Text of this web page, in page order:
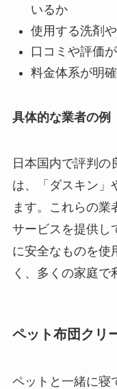
いるか
使用する洗剤
口コミや評価
料金体系が明
具体的な業者の例
日本国内で評判の
は、「ダスキン」
ます。これらの業
サービスを提供し
に安全なものを使
く、多くの家庭で
ペット布団クリ
ペットと一緒に寝